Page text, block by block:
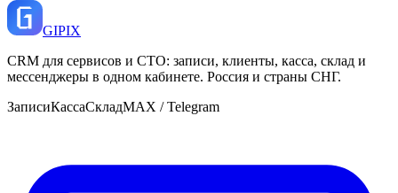
GIPIX
CRM для сервисов и СТО: записи, клиенты, касса, склад и
мессенджеры в одном кабинете. Россия и страны СНГ.
ЗаписиКассаСкладMAX / Telegram